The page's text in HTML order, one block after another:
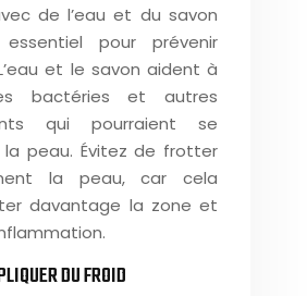
de l’eau et du savon
pour prévenir
et le savon aident à
bactéries et autres
qui pourraient se
la peau. Évitez de frotter
la peau, car cela
davantage la zone et
DU FROID